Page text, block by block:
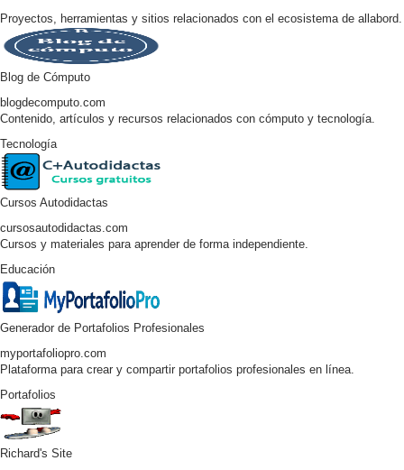
Proyectos, herramientas y sitios relacionados con el ecosistema de allabord.
Blog de Cómputo
blogdecomputo.com
Contenido, artículos y recursos relacionados con cómputo y tecnología.
Tecnología
Cursos Autodidactas
cursosautodidactas.com
Cursos y materiales para aprender de forma independiente.
Educación
Generador de Portafolios Profesionales
myportafoliopro.com
Plataforma para crear y compartir portafolios profesionales en línea.
Portafolios
Richard's Site